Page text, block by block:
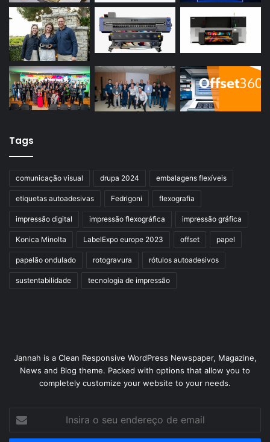
Tags
comunicação visual drupa 2024 embalagens flexíveis
etiquetas autoadesivas Fedrigoni flexografia
impressão digital impressão flexográfica impressão gráfica
Konica Minolta LabelExpo europe 2023 offset papel
papelão ondulado rotogravura rótulos autoadesivos
sustentabilidade tecnologia de impressão
Jannah is a Clean Responsive WordPress Newspaper, Magazine,
News and Blog theme. Packed with options that allow you to
completely customize your website to your needs.
seu